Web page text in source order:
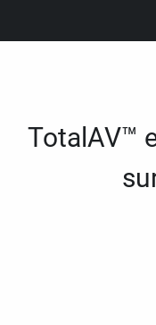
TotalAV™